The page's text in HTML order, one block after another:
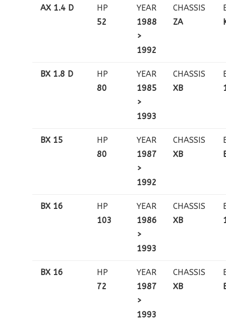
AX 1.4 D
HP
52
YEAR
1988
>
1992
CHASSIS
ZA
BX 1.8 D
HP
80
YEAR
1985
>
1993
CHASSIS
XB
BX 15
HP
80
YEAR
1987
>
1992
CHASSIS
XB
BX 16
HP
103
YEAR
1986
>
1993
CHASSIS
XB
BX 16
HP
72
YEAR
1987
>
1993
CHASSIS
XB